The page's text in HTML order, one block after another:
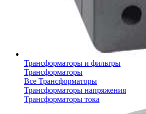
Трансформаторы и фильтры
Трансформаторы
Все Трансформаторы
Трансформаторы напряжения
Трансформаторы тока